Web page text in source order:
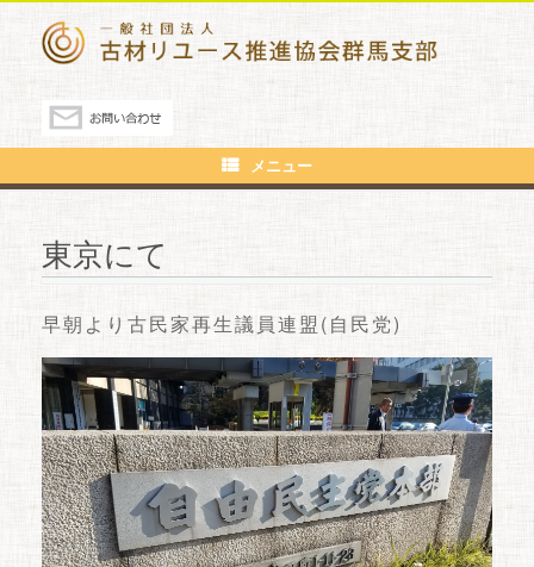
メニュー
東京にて
早朝より古民家再生議員連盟(自民党)